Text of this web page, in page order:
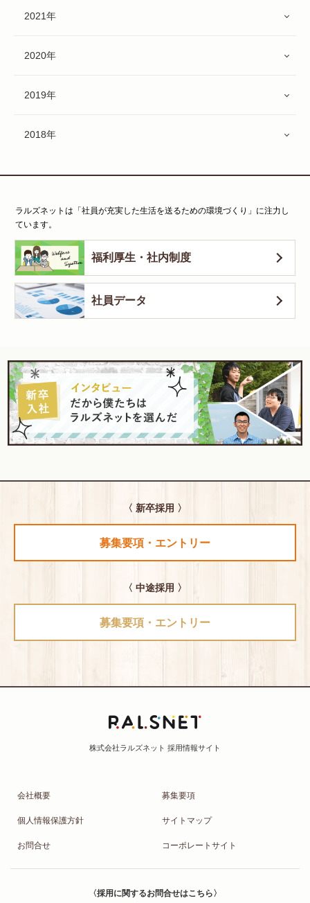
2021年
2020年
2019年
2018年
ラルズネットは「社員が充実した生活を送るための環境づくり」に注力し
ています。
福利厚生・社内制度
社員データ
〈 新卒採用 〉
募集要項・エントリー
〈 中途採用 〉
募集要項・エントリー
会社概要 募集要項
個人情報保護方針 サイトマップ
お問合せ コーポレートサイト
〈採用に関するお問合せはこちら〉